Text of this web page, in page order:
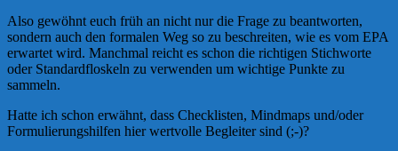
Also gewöhnt euch früh an nicht nur die Frage zu beantworten,
sondern auch den formalen Weg so zu beschreiten, wie es vom EPA
erwartet wird. Manchmal reicht es schon die richtigen Stichworte
oder Standardfloskeln zu verwenden um wichtige Punkte zu
sammeln.
Hatte ich schon erwähnt, dass Checklisten, Mindmaps und/oder
Formulierungshilfen hier wertvolle Begleiter sind (;-)?